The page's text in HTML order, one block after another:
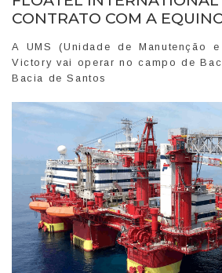
CONTRATO COM A
A UMS (Unidade de Manutenção
Victory vai operar no campo de
Bacia de Santos